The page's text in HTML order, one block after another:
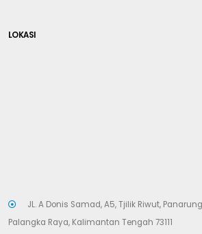
LOKASI
JL. A Donis Samad, A5, Tjilik Riwut,
Palangka Raya, Kalimantan Tengah 73111